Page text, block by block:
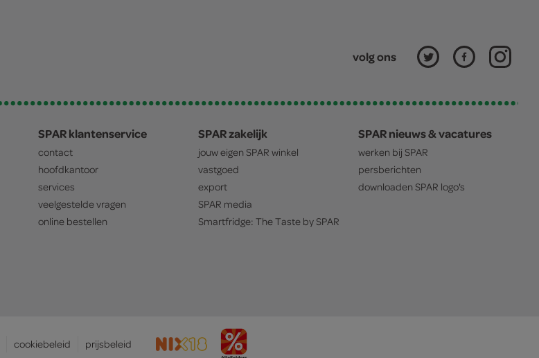
volg ons
SPAR klantenservice
contact
hoofdkantoor
services
veelgestelde vragen
online bestellen
SPAR zakelijk
jouw eigen SPAR winkel
vastgoed
export
SPAR media
Smartfridge: The Taste bySPAR
SPAR nieuws & vacatures
werken bij SPAR
persberichten
downloaden SPAR logo's
cookiebeleid prijsbeleid